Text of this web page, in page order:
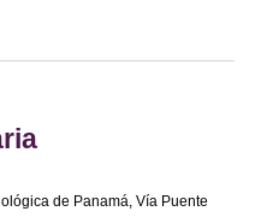
de Panamá, Vía Puente